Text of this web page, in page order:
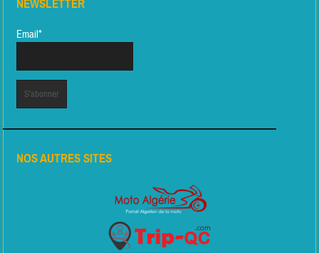
NEWSLETTER
Email*
NOS AUTRES SITES